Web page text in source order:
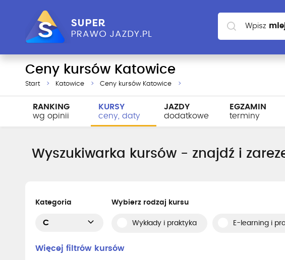
Wpisz
szkoły
Ceny kursów Katowice
Start Katowice Ceny kursów Katowice
RANKING
wg opinii
KURSY
ceny, daty
JAZDY
dodatkowe
EGZAMIN
terminy
Wyszukiwarka kursów - znajdź i
Kategoria
C
Wybierz rodzaj kursu
Wykłady i praktyka E-learning i
Więcej filtrów kursów